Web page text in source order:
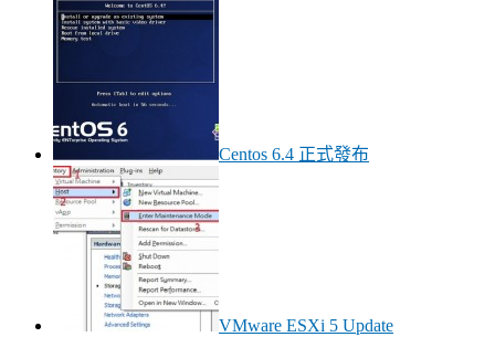
Centos 6.4 正式發布
VMware ESXi 5 Update